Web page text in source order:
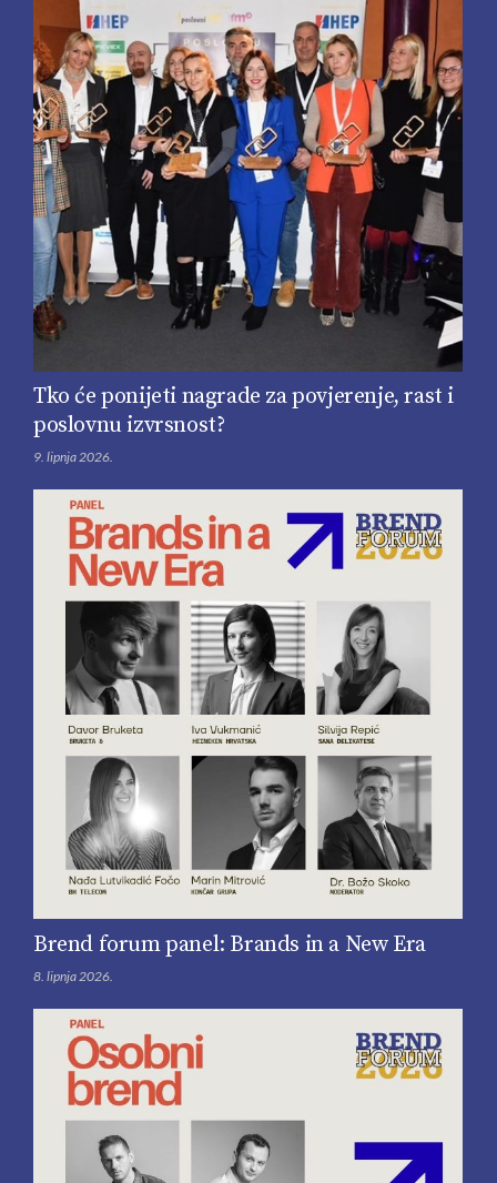
Tko će ponijeti nagrade za povjerenje, rast i
poslovnu izvrsnost?
9. lipnja 2026.
Brend forum panel: Brands in a New Era
8. lipnja 2026.